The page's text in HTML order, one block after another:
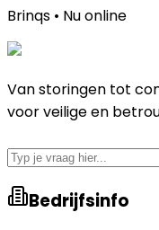
Brinqs • Nu online
Van storingen tot
voor veilige en
Bedrijfsinfo